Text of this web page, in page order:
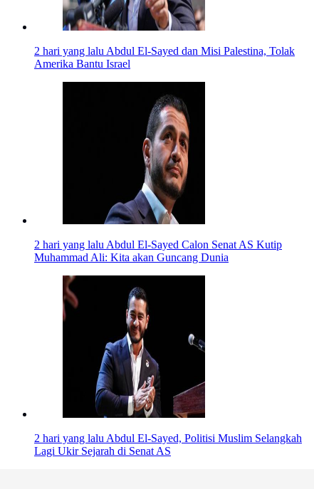
2 hari yang lalu Abdul El-Sayed dan Misi Palestina, Tolak
Amerika Bantu Israel
2 hari yang lalu Abdul El-Sayed Calon Senat AS Kutip
Muhammad Ali: Kita akan Guncang Dunia
2 hari yang lalu Abdul El-Sayed, Politisi Muslim Selangkah
Lagi Ukir Sejarah di Senat AS